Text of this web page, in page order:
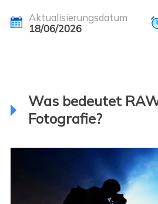
Aktualisierungsdatum
18/06/2026
Was bedeutet
Fotografie?